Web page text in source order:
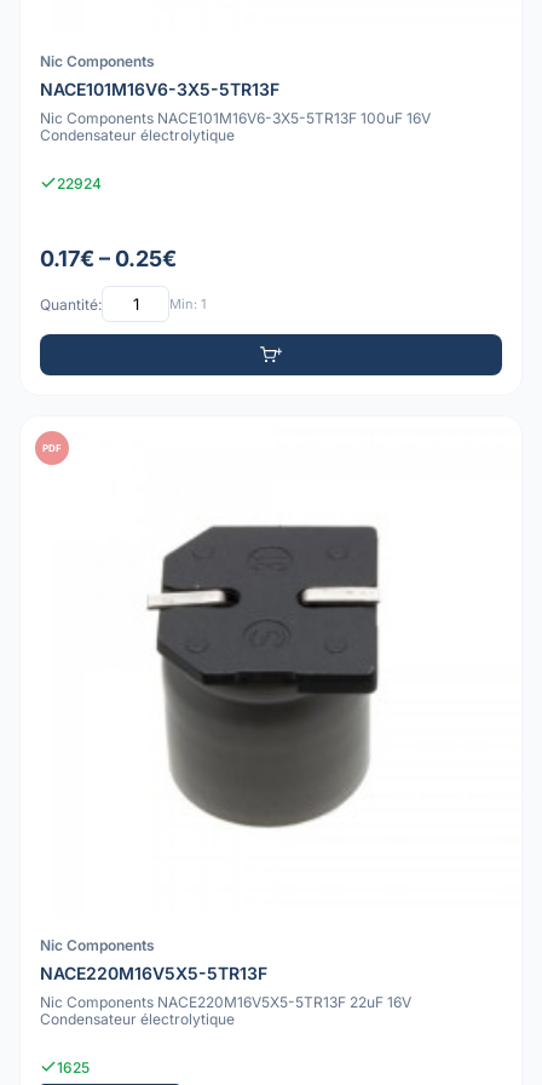
Nic Components
NACE101M16V6-3X5-5TR13F
Nic Components NACE101M16V6-3X5-5TR13F 100uF 16V
Condensateur électrolytique
22924
0.17€ – 0.25€
Quantité: Min: 1
PDF
Nic Components
NACE220M16V5X5-5TR13F
Nic Components NACE220M16V5X5-5TR13F 22uF 16V
Condensateur électrolytique
1625